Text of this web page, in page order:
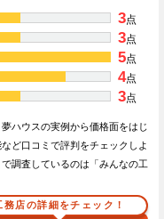
3点
3点
5点
4点
3点
ハウスの実例から価格面をはじ
ど口コミで評判をチェックしよ
調査しているのは「みんなの工
務店の詳細をチェック！